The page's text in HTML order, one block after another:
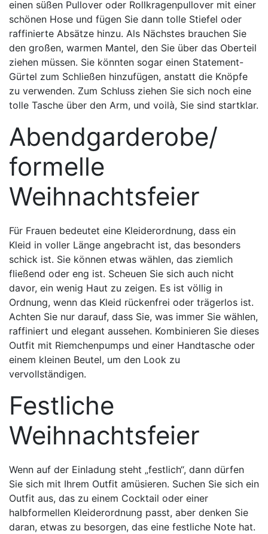
einen süßen Pullover oder Rollkragenpullover mit einer
schönen Hose und fügen Sie dann tolle Stiefel oder
raffinierte Absätze hinzu. Als Nächstes brauchen Sie
den großen, warmen Mantel, den Sie über das Oberteil
ziehen müssen. Sie könnten sogar einen Statement-
Gürtel zum Schließen hinzufügen, anstatt die Knöpfe
zu verwenden. Zum Schluss ziehen Sie sich noch eine
tolle Tasche über den Arm, und voilà, Sie sind startklar.
Abendgarderobe/
formelle
Weihnachtsfeier
Für Frauen bedeutet eine Kleiderordnung, dass ein
Kleid in voller Länge angebracht ist, das besonders
schick ist. Sie können etwas wählen, das ziemlich
fließend oder eng ist. Scheuen Sie sich auch nicht
davor, ein wenig Haut zu zeigen. Es ist völlig in
Ordnung, wenn das Kleid rückenfrei oder trägerlos ist.
Achten Sie nur darauf, dass Sie, was immer Sie wählen,
raffiniert und elegant aussehen. Kombinieren Sie dieses
Outfit mit Riemchenpumps und einer Handtasche oder
einem kleinen Beutel, um den Look zu
vervollständigen.
Festliche
Weihnachtsfeier
Wenn auf der Einladung steht „festlich“, dann dürfen
Sie sich mit Ihrem Outfit amüsieren. Suchen Sie sich ein
Outfit aus, das zu einem Cocktail oder einer
halbformellen Kleiderordnung passt, aber denken Sie
daran, etwas zu besorgen, das eine festliche Note hat.